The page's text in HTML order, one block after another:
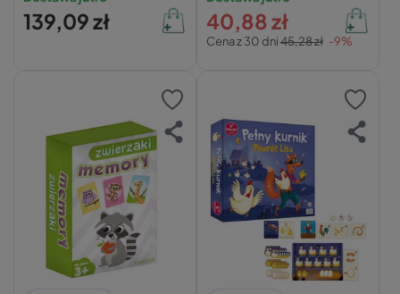
Ravensburger
139,09 zł
Cena z 30 dni45,28 zł -9%
40,88 zł